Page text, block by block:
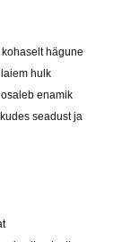
hägune
hulk
enamik
seadust ja